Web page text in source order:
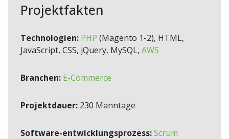
Projektfakten
Technologien: PHP (Magento 1-2), HTML,
JavaScript, CSS, jQuery, MySQL, AWS
Branchen: E-Commerce
Projektdauer: 230 Manntage
Software-entwicklungsprozess:Scrum